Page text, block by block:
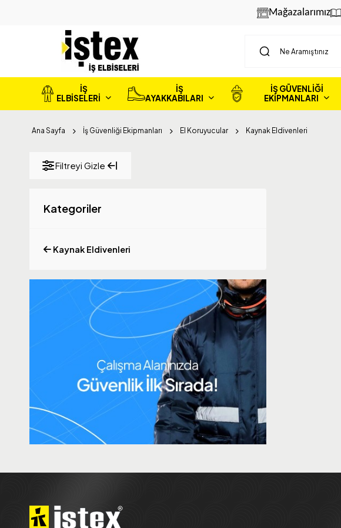
Mağazalarımız
İŞ
ELBİSELERİ
İŞ
AYAKKABILARI
İŞ GÜVENLİĞİ
EKİPMANLARI
Ana Sayfa İş Güvenliği Ekipmanları El Koruyucular Kaynak Eldivenleri
Kategoriler
Kaynak Eldivenleri
Filtreyi Gizle